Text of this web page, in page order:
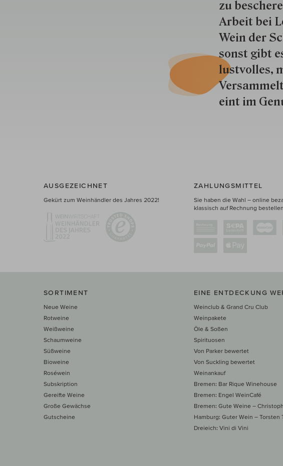
zu
Arbeit bei
Wein der
sonst gibt
lustvolles,
eint im
AUSGEZEICHNET
Gekürt zum Weinhändler des Jahres 2022!
ZAHLUNGSMITTEL
Sie haben die Wahl – online
klassisch auf Rechnung
SORTIMENT
Neue Weine
Rotweine
Weißweine
Schaumweine
Süßweine
Bioweine
Roséwein
Subskription
Gereifte Weine
Große Gewächse
Gutscheine
EINE ENTDECKUNG
Weinclub & Grand Cru Club
Weinpakete
Öle & Soßen
Spirituosen
Von Parker bewertet
Von Suckling bewertet
Weinankauf
Bremen: Bar Rique Winehouse
Bremen: Engel WeinCafé
Bremen: Gute Weine –
Hamburg: Guter Wein – Torsten
Dreieich: Vini di Vini